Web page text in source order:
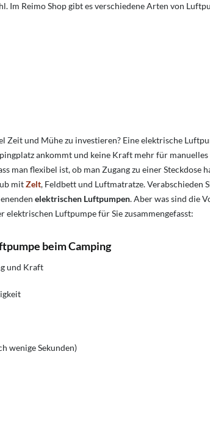
Im Reimo Shop gibt es verschiedene Arten von
Zeit und Mühe zu investieren? Eine elektrische
ankommt und keine Kraft mehr für
man flexibel ist, ob man Zugang zu einer Steckdose
mitZelt, Feldbett und Luftmatratze. Verabschieden
elektrischen Luftpumpen. Aber was sind die
Luftpumpe für Sie zusammengefasst:
beim Camping
und Kraft
wenige Sekunden)